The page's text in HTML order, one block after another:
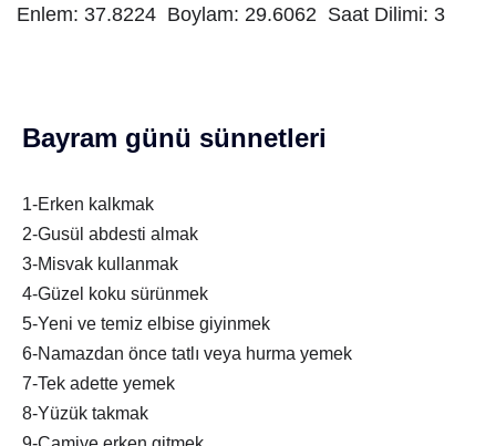
Enlem: 37.8224 Boylam: 29.6062 Saat Dilimi: 3
Bayram günü sünnetleri
1-Erken kalkmak
2-Gusül abdesti almak
3-Misvak kullanmak
4-Güzel koku sürünmek
5-Yeni ve temiz elbise giyinmek
6-Namazdan önce tatlı veya hurma yemek
7-Tek adette yemek
8-Yüzük takmak